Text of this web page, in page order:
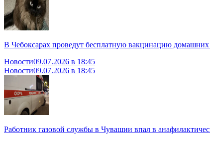
В Чебоксарах проведут бесплатную вакцинацию
Новости09.07.2026 в 18:45
Новости09.07.2026 в 18:45
Работник газовой службы в Чувашии впал в